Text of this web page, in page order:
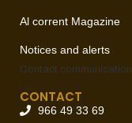
Al corrent Magazine
Notices and alerts
Contact communication
CONTACT
966 49 33 69